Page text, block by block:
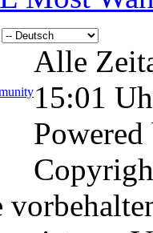
Alle
15:01